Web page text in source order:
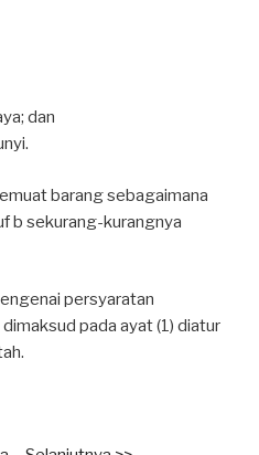
dan
barang sebagaimana
b sekurang-kurangnya
persyaratan
pada ayat (1) diatur